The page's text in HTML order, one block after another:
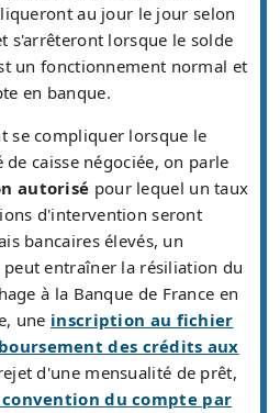
au jour le jour selon
s'arrêteront lorsque le solde
un fonctionnement normal et
en banque.
se compliquer lorsque le
caisse négociée, on parle
autorisé pour lequel un taux
d'intervention seront
bancaires élevés, un
entraîner la résiliation du
à la Banque de France en
une inscription au fichier
des crédits aux
d'une mensualité de prêt,
du compte par